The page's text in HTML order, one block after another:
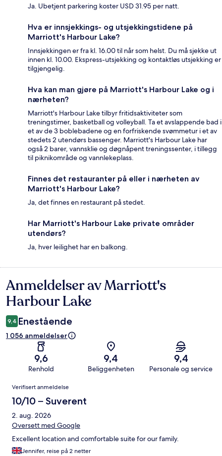
Ja. Ubetjent parkering koster USD 31.95 per natt.
Hva er innsjekkings- og utsjekkingstidene på
Marriott's Harbour Lake?
Innsjekkingen er fra kl. 16.00 til når som helst. Du må sjekke ut
innen kl. 10.00. Ekspress-utsjekking og kontaktløs utsjekking er
tilgjengelig.
Hva kan man gjøre på Marriott's Harbour Lake og i
nærheten?
Marriott's Harbour Lake tilbyr fritidsaktiviteter som
treningstimer, basketball og volleyball. Ta et avslappende bad i
et av de 3 boblebadene og en forfriskende svømmetur i et av
stedets 2 utendørs bassenger. Marriott's Harbour Lake har
også 2 barer, vannsklie og døgnåpent treningssenter, i tillegg
til piknikområde og vannlekeplass.
Finnes det restauranter på eller i nærheten av
Marriott's Harbour Lake?
Ja, det finnes en restaurant på stedet.
Har Marriott's Harbour Lake private områder
utendørs?
Ja, hver leilighet har en balkong.
Anmeldelser
Anmeldelser av Marriott's
Harbour Lake
9,4 Enestående
1 056 anmeldelser
9,6
Renhold
9,4
Beliggenheten
9,4
Personale og service
Anmeldelser
Verifisert anmeldelse
10/10 – Suverent
2. aug. 2026
Oversett med Google
Excellent location and comfortable suite for our family.
Jennifer, reise på 2 netter